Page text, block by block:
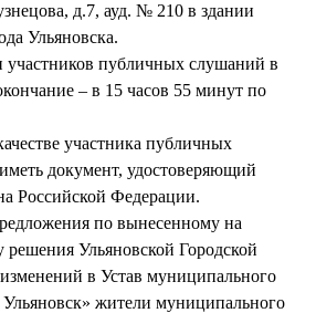
д.7, ауд. № 210 в здании
Ульяновска.
участников публичных слушаний в
– в 15 часов 55 минут по
участника публичных
документ, удостоверяющий
Российской Федерации.
по вынесенному на
решения Ульяновской Городской
в Устав муниципального
Ульяновск» жители муниципального